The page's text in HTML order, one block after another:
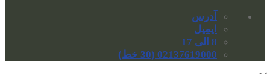
آدرس
ایمیل
8 الی 17
02137619000 (30 خط)